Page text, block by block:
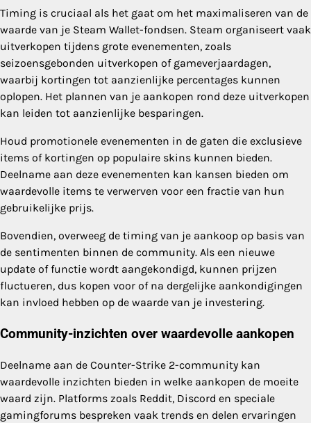
Timing is cruciaal als het gaat om het maximaliseren van de
waarde van je Steam Wallet-fondsen. Steam organiseert vaak
uitverkopen tijdens grote evenementen, zoals
seizoensgebonden uitverkopen of gameverjaardagen,
waarbij kortingen tot aanzienlijke percentages kunnen
oplopen. Het plannen van je aankopen rond deze uitverkopen
kan leiden tot aanzienlijke besparingen.
Houd promotionele evenementen in de gaten die exclusieve
items of kortingen op populaire skins kunnen bieden.
Deelname aan deze evenementen kan kansen bieden om
waardevolle items te verwerven voor een fractie van hun
gebruikelijke prijs.
Bovendien, overweeg de timing van je aankoop op basis van
de sentimenten binnen de community. Als een nieuwe
update of functie wordt aangekondigd, kunnen prijzen
fluctueren, dus kopen voor of na dergelijke aankondigingen
kan invloed hebben op de waarde van je investering.
Community-inzichten over waardevolle aankopen
Deelname aan de Counter-Strike 2-community kan
waardevolle inzichten bieden in welke aankopen de moeite
waard zijn. Platforms zoals Reddit, Discord en speciale
gamingforums bespreken vaak trends en delen ervaringen